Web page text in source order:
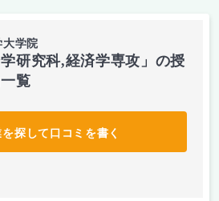
大学院
学研究科,経済学専攻」の授
覧
探して口コミを書く